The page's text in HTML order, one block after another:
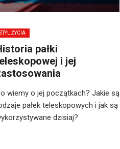
STYL ŻYCIA
pałki
i jej
wiemy o jej początkach? Jakie są
pałek teleskopowych i jak są
dzisiaj?